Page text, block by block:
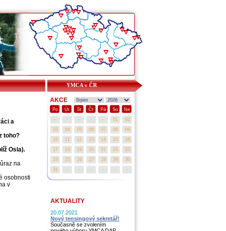
a
toho?
Osla).
na
osobnosti
v
AKCE
Po Út St Čt Pá So Ne
AKTUALITY
20.07.2021
Nový tensingový sekretář!
Současně se zvolením
YMCA v ČR